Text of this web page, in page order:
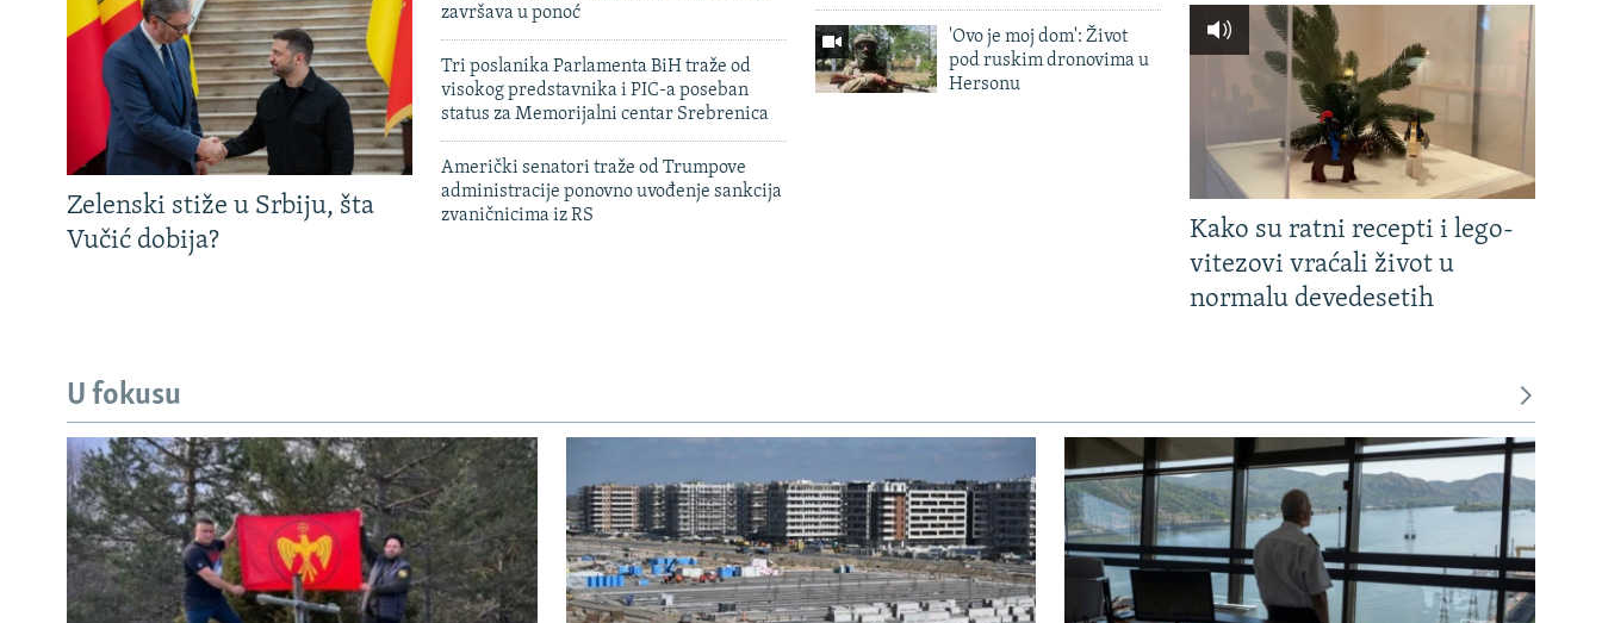
Zelenski stiže u Srbiju, šta
Vučić dobija?
završava u ponoć
Tri poslanika Parlamenta BiH traže od
visokog predstavnika i PIC-a poseban
status za Memorijalni centar Srebrenica
Američki senatori traže od Trumpove
administracije ponovno uvođenje sankcija
zvaničnicima iz RS
'Ovo je moj dom': Život
pod ruskim dronovima u
Hersonu
Kako su ratni recepti i lego-
vitezovi vraćali život u
normalu devedesetih
U fokusu